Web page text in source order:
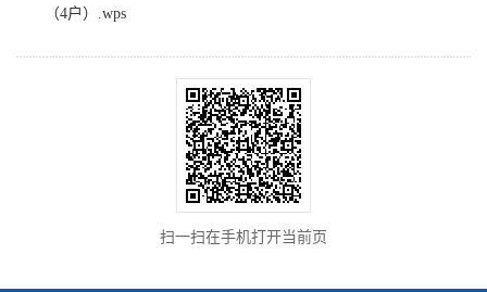
（4户）.wps
扫一扫在手机打开当前页